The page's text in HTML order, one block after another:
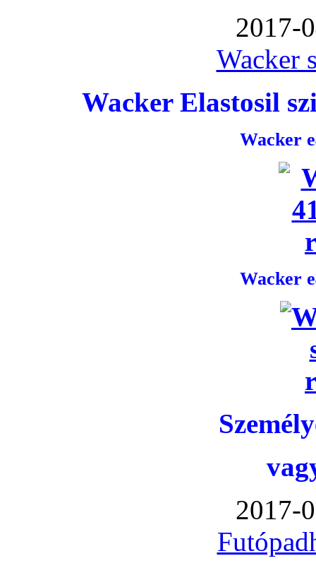
2017-
Wacker
Wacker Elastosil
Wacker
Wacker
2017-